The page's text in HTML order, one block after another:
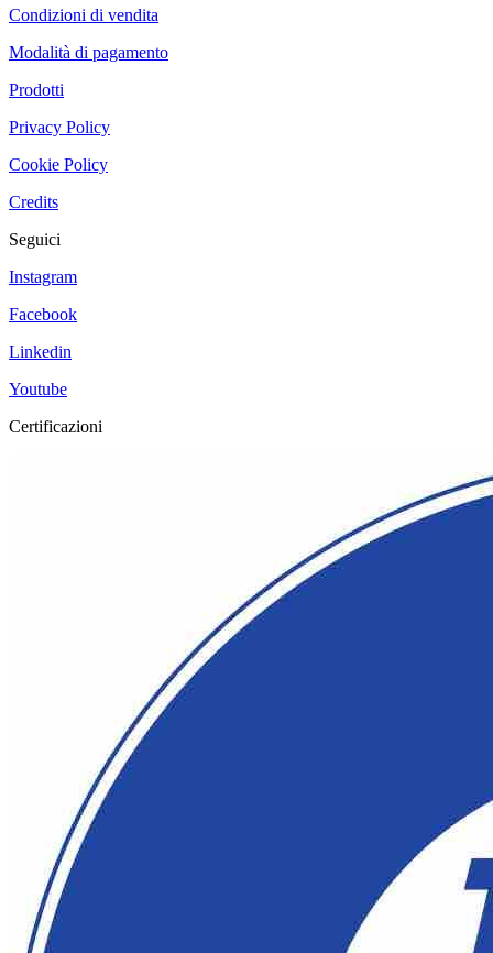
Condizioni di vendita
Modalità di pagamento
Prodotti
Privacy Policy
Cookie Policy
Credits
Seguici
Instagram
Facebook
Linkedin
Youtube
Certificazioni